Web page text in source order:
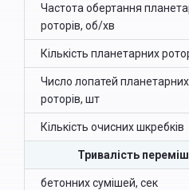
Частота обертання
роторів, об/хв
Кількість планетарних
Число лопатей планетарних
роторів, шт
Кількість очисних шкребків
Тривалість
бетонних сумішей, сек